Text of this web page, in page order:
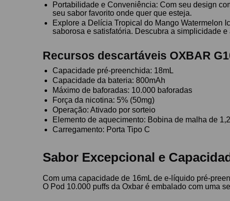
Portabilidade e Conveniência: Com seu design
seu sabor favorito onde quer que esteja.
Explore a Delícia Tropical do Mango Watermelon
saborosa e satisfatória. Descubra a simplicidade
Recursos descartáveis ​​OXBAR
Capacidade pré-preenchida: 18mL
Capacidade da bateria: 800mAh
Máximo de baforadas: 10.000 baforadas
Força da nicotina: 5% (50mg)
Operação: Ativado por sorteio
Elemento de aquecimento: Bobina de malha de
Carregamento: Porta Tipo C
Sabor Excepcional e
Com uma capacidade de 16mL de e-líquido pré-
O Pod 10.000 puffs da Oxbar é embalado com uma